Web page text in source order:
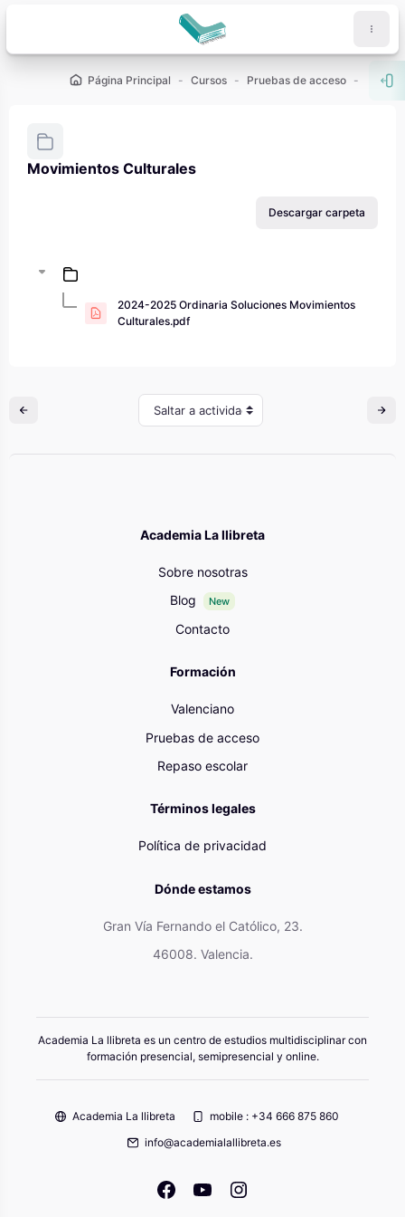
Página Principal Cursos Pruebas de acceso PAU -
Movimientos Culturales
Descargar carpeta
2024-2025 Ordinaria Soluciones Movimientos
Culturales.pdf
Saltar a actividad
Academia La llibreta
Sobre nosotras
Blog
New
Contacto
Formación
Valenciano
Pruebas de acceso
Repaso escolar
Términos legales
Política de privacidad
Dónde estamos
Gran Vía Fernando el Católico, 23.
46008. Valencia.
Academia La llibreta es un centro de estudios multidisciplinar con
formación presencial, semipresencial y online.
Academia La llibreta
mobile : +34 666 875 860
info@academialallibreta.es